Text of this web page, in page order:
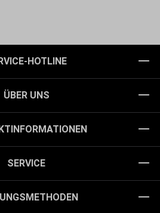
HOTLINE
ÜBER UNS
SERVICE